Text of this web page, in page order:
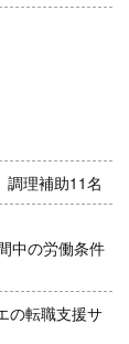
調理補助11名
中の労働条件
の転職支援サ